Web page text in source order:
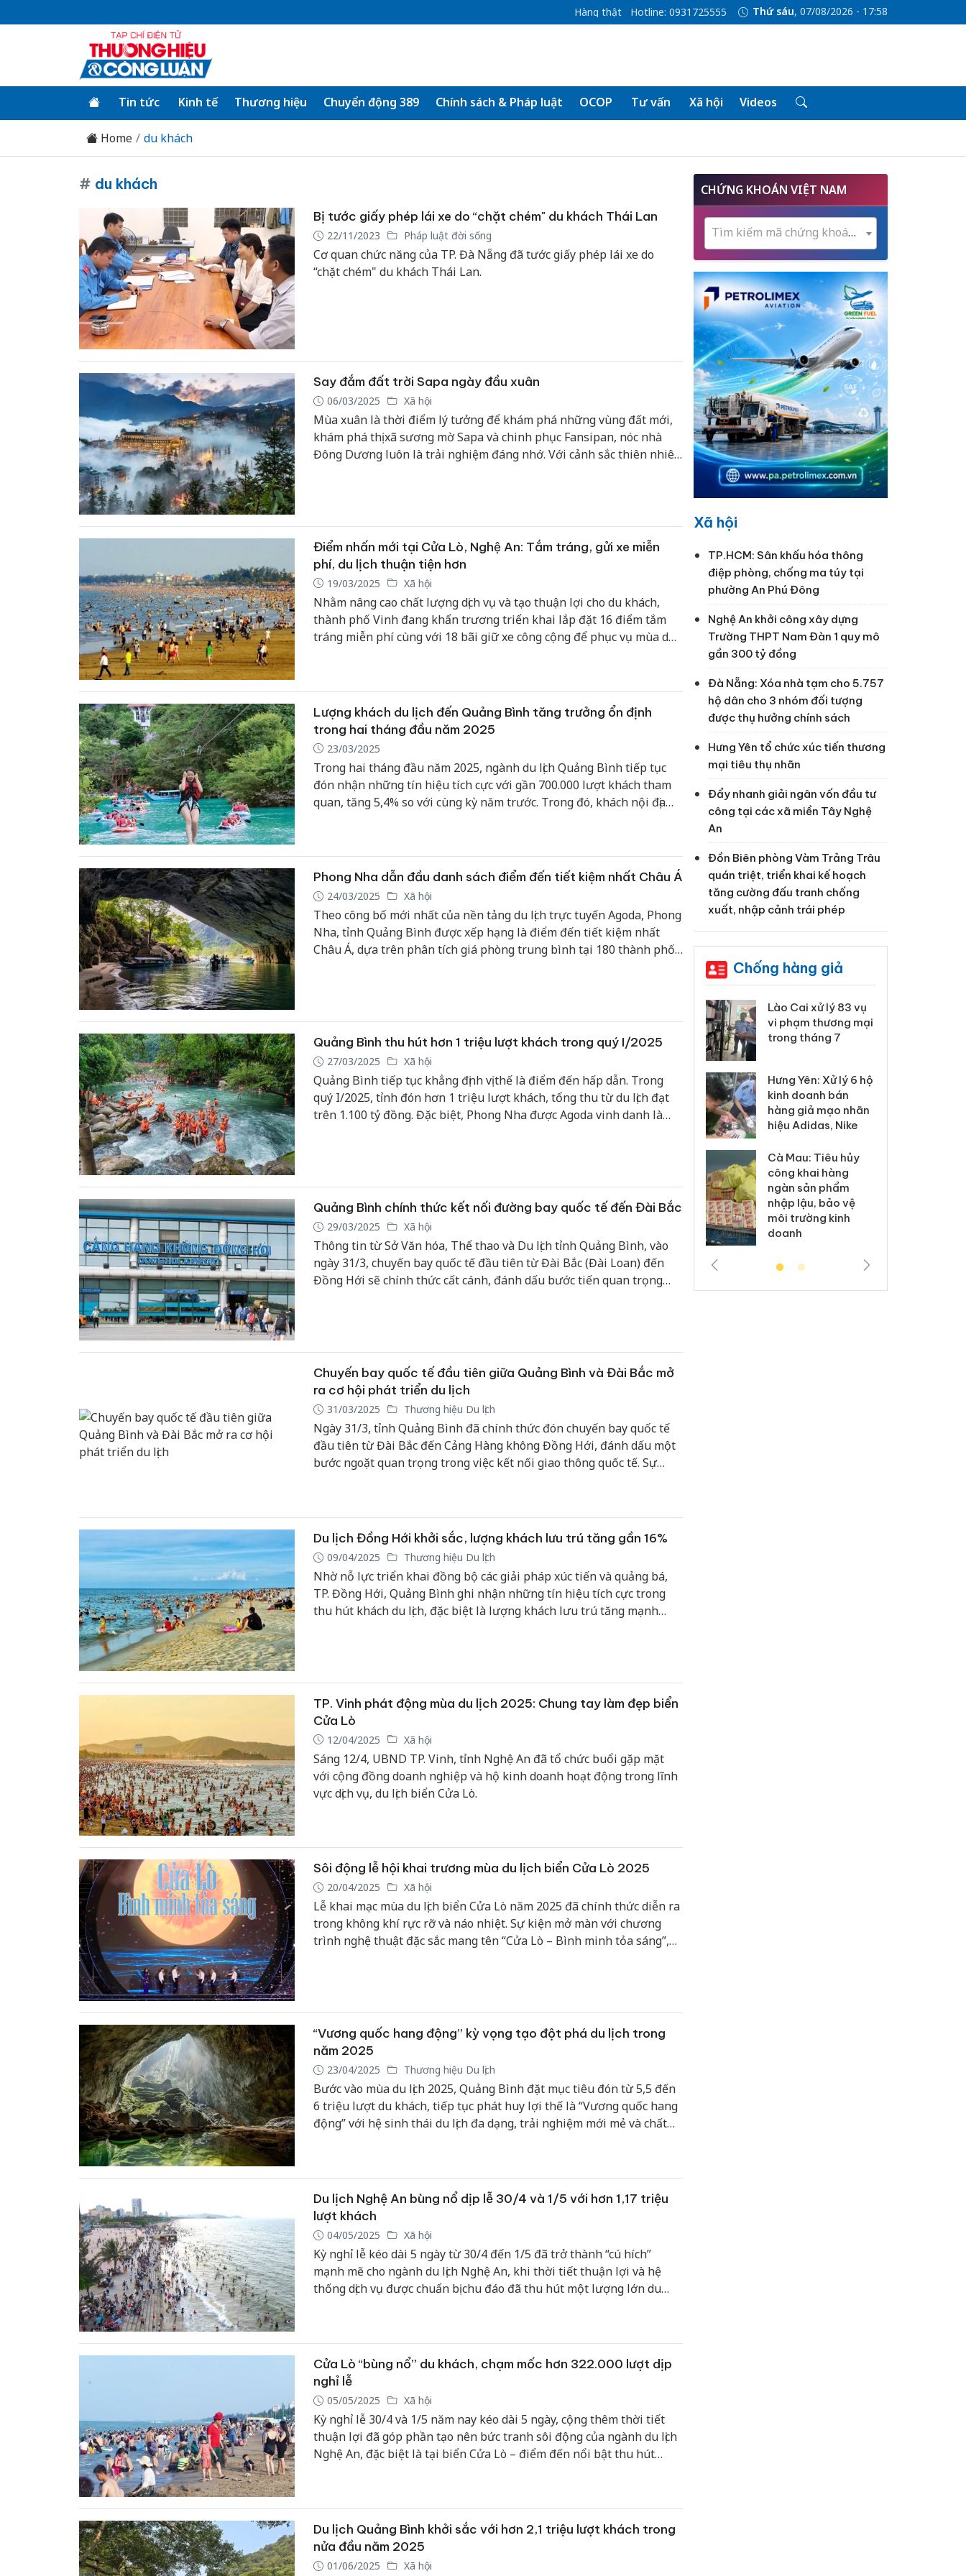
Hàng thật Hotline: 0931725555 Thứ sáu, 07/08/2026 - 17:58
Tin tức Kinh tế Thương hiệu Chuyển động 389 Chính sách & Pháp luật OCOP Tư vấn Xã hội Videos
Home du khách
# du khách
Bị tước giấy phép lái xe do “chặt chém" du khách Thái Lan
22/11/2023 Pháp luật đời sống
Cơ quan chức năng của TP. Đà Nẵng đã tước giấy phép lái xe do
“chặt chém" du khách Thái Lan.
Say đắm đất trời Sapa ngày đầu xuân
06/03/2025 Xã hội
Mùa xuân là thời điểm lý tưởng để khám phá những vùng đất mới,
khám phá thị xã sương mờ Sapa và chinh phục Fansipan, nóc nhà
Đông Dương luôn là trải nghiệm đáng nhớ. Với cảnh sắc thiên nhiên
Điểm nhấn mới tại Cửa Lò, Nghệ An: Tắm tráng, gửi xe miễn
phí, du lịch thuận tiện hơn
19/03/2025 Xã hội
Nhằm nâng cao chất lượng dịch vụ và tạo thuận lợi cho du khách,
thành phố Vinh đang khẩn trương triển khai lắp đặt 16 điểm tắm
tráng miễn phí cùng với 18 bãi giữ xe công cộng để phục vụ mùa du
Lượng khách du lịch đến Quảng Bình tăng trưởng ổn định
trong hai tháng đầu năm 2025
23/03/2025
Trong hai tháng đầu năm 2025, ngành du lịch Quảng Bình tiếp tục
đón nhận những tín hiệu tích cực với gần 700.000 lượt khách tham
quan, tăng 5,4% so với cùng kỳ năm trước. Trong đó, khách nội địa
Phong Nha dẫn đầu danh sách điểm đến tiết kiệm nhất Châu Á
24/03/2025 Xã hội
Theo công bố mới nhất của nền tảng du lịch trực tuyến Agoda, Phong
Nha, tỉnh Quảng Bình được xếp hạng là điểm đến tiết kiệm nhất
Châu Á, dựa trên phân tích giá phòng trung bình tại 180 thành phố
Quảng Bình thu hút hơn 1 triệu lượt khách trong quý I/2025
27/03/2025 Xã hội
Quảng Bình tiếp tục khẳng định vị thế là điểm đến hấp dẫn. Trong
quý I/2025, tỉnh đón hơn 1 triệu lượt khách, tổng thu từ du lịch đạt
trên 1.100 tỷ đồng. Đặc biệt, Phong Nha được Agoda vinh danh là
Quảng Bình chính thức kết nối đường bay quốc tế đến Đài Bắc
29/03/2025 Xã hội
Thông tin từ Sở Văn hóa, Thể thao và Du lịch tỉnh Quảng Bình, vào
ngày 31/3, chuyến bay quốc tế đầu tiên từ Đài Bắc (Đài Loan) đến
Đồng Hới sẽ chính thức cất cánh, đánh dấu bước tiến quan trọng
Chuyến bay quốc tế đầu tiên giữa Quảng Bình và Đài Bắc mở
ra cơ hội phát triển du lịch
31/03/2025 Thương hiệu Du lịch
Ngày 31/3, tỉnh Quảng Bình đã chính thức đón chuyến bay quốc tế
đầu tiên từ Đài Bắc đến Cảng Hàng không Đồng Hới, đánh dấu một
bước ngoặt quan trọng trong việc kết nối giao thông quốc tế. Sự
và các quốc gia, vùng lãnh thổ trong khu vực.
Du lịch Đồng Hới khởi sắc, lượng khách lưu trú tăng gần 16%
09/04/2025 Thương hiệu Du lịch
Nhờ nỗ lực triển khai đồng bộ các giải pháp xúc tiến và quảng bá,
TP. Đồng Hới, Quảng Bình ghi nhận những tín hiệu tích cực trong
thu hút khách du lịch, đặc biệt là lượng khách lưu trú tăng mạnh
TP. Vinh phát động mùa du lịch 2025: Chung tay làm đẹp biển
Cửa Lò
12/04/2025 Xã hội
Sáng 12/4, UBND TP. Vinh, tỉnh Nghệ An đã tổ chức buổi gặp mặt
với cộng đồng doanh nghiệp và hộ kinh doanh hoạt động trong lĩnh
vực dịch vụ, du lịch biển Cửa Lò.
Sôi động lễ hội khai trương mùa du lịch biển Cửa Lò 2025
20/04/2025 Xã hội
Lễ khai mạc mùa du lịch biển Cửa Lò năm 2025 đã chính thức diễn ra
trong không khí rực rỡ và náo nhiệt. Sự kiện mở màn với chương
trình nghệ thuật đặc sắc mang tên “Cửa Lò – Bình minh tỏa sáng”,
“Vương quốc hang động” kỳ vọng tạo đột phá du lịch trong
năm 2025
23/04/2025 Thương hiệu Du lịch
Bước vào mùa du lịch 2025, Quảng Bình đặt mục tiêu đón từ 5,5 đến
6 triệu lượt du khách, tiếp tục phát huy lợi thế là “Vương quốc hang
động” với hệ sinh thái du lịch đa dạng, trải nghiệm mới mẻ và chất
Du lịch Nghệ An bùng nổ dịp lễ 30/4 và 1/5 với hơn 1,17 triệu
lượt khách
04/05/2025 Xã hội
Kỳ nghỉ lễ kéo dài 5 ngày từ 30/4 đến 1/5 đã trở thành “cú hích”
mạnh mẽ cho ngành du lịch Nghệ An, khi thời tiết thuận lợi và hệ
thống dịch vụ được chuẩn bị chu đáo đã thu hút một lượng lớn du
Cửa Lò “bùng nổ” du khách, chạm mốc hơn 322.000 lượt dịp
nghỉ lễ
05/05/2025 Xã hội
Kỳ nghỉ lễ 30/4 và 1/5 năm nay kéo dài 5 ngày, cộng thêm thời tiết
thuận lợi đã góp phần tạo nên bức tranh sôi động của ngành du lịch
Nghệ An, đặc biệt là tại biển Cửa Lò – điểm đến nổi bật thu hút
Du lịch Quảng Bình khởi sắc với hơn 2,1 triệu lượt khách trong
nửa đầu năm 2025
01/06/2025 Xã hội
CHỨNG KHOÁN VIỆT NAM
Tìm kiếm mã chứng khoán...
Xã hội
TP.HCM: Sân khấu hóa thông
điệp phòng, chống ma túy tại
phường An Phú Đông
Nghệ An khởi công xây dựng
Trường THPT Nam Đàn 1 quy mô
gần 300 tỷ đồng
Đà Nẵng: Xóa nhà tạm cho 5.757
hộ dân cho 3 nhóm đối tượng
được thụ hưởng chính sách
Hưng Yên tổ chức xúc tiến thương
mại tiêu thụ nhãn
Đẩy nhanh giải ngân vốn đầu tư
công tại các xã miền Tây Nghệ
An
Đồn Biên phòng Vàm Trảng Trâu
quán triệt, triển khai kế hoạch
tăng cường đấu tranh chống
xuất, nhập cảnh trái phép
Chống hàng giả
tìm bị hại trong vụ
án sản xuất, buôn
bán yến sào giả
Thanh Hóa: Tìm bị
hại trong vụ án
buôn bán bình sữa
bán hàng giả tại
Phú Quốc ra đầu
Lào Cai xử lý 83 vụ
vi phạm thương mại
trong tháng 7
Hưng Yên: Xử lý 6 hộ
kinh doanh bán
hàng giả mạo nhãn
hiệu Adidas, Nike
Cà Mau: Tiêu hủy
công khai hàng
ngàn sản phẩm
nhập lậu, bảo vệ
môi trường kinh
doanh